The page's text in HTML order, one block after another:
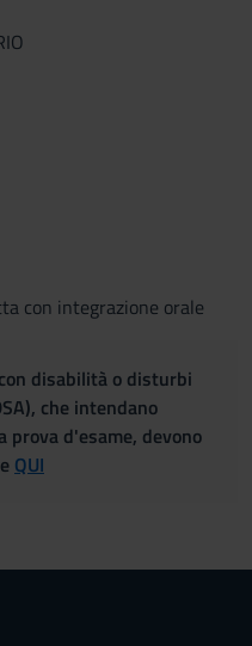
con integrazione orale
disabilità o disturbi
che intendano
d'esame, devono
QUI